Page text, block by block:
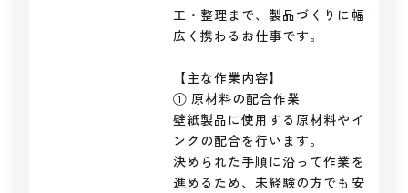
工・整理まで、製品づくりに幅
広く携わるお仕事です。
【主な作業内容】
① 原材料の配合作業
壁紙製品に使用する原材料やイ
ンクの配合を行います。
決められた手順に沿って作業を
進めるため、未経験の方でも安